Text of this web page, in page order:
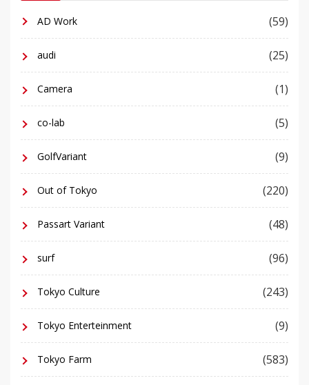
AD Work (59)
audi (25)
Camera (1)
co-lab (5)
GolfVariant (9)
Out of Tokyo (220)
Passart Variant (48)
surf (96)
Tokyo Culture (243)
Tokyo Enterteinment (9)
Tokyo Farm (583)